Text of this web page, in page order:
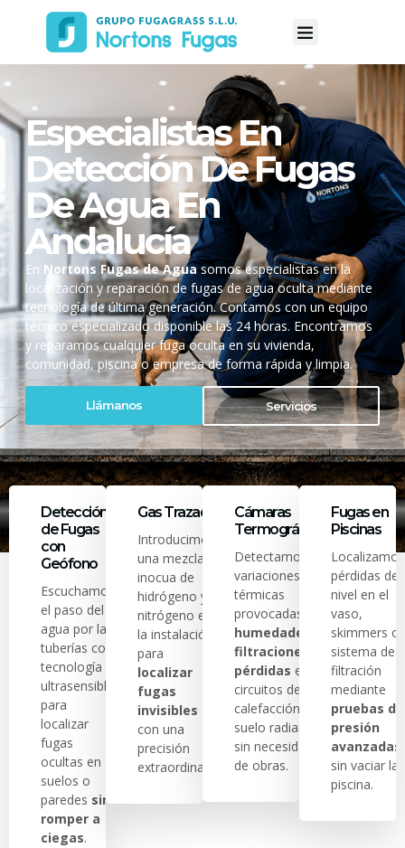
Especialistas En
Detección De Fugas
De Agua En
Andalucía
En Nortons Fugas de Aguasomos especialistas en la
localización y reparación de fugas de agua oculta mediante
tecnología de última generación. Contamos con un equipo
técnico especializado disponible las 24 horas. Encontramos
y reparamos cualquier fuga oculta en su vivienda,
comunidad, piscina o empresa de forma rápida y limpia.
Llámanos Servicios
Detección
de Fugas
con
Geófono
Escuchamos
el paso del
agua por las
tuberías con
tecnología
ultrasensible
para
localizar
fugas
ocultas en
suelos o
paredes sin
romper a
ciegas.
Gas Trazador
Introducimos
una mezcla
inocua de
hidrógeno y
nitrógeno en
la instalación
para
localizar
fugas
invisibles
con una
precisión
extraordinaria.
Cámaras
Termográficas
Detectamos
variaciones
térmicas
provocadas por
humedades,
filtraciones o
pérdidas en
circuitos de
calefacción y
suelo radiante
sin necesidad
de obras.
Fugas en
Piscinas
Localizamos
pérdidas de
nivel en el
vaso,
skimmers o
sistema de
filtración
mediante
pruebas de
presión
avanzadas
sin vaciar la
piscina.